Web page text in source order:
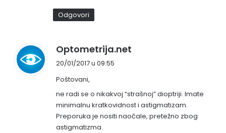
Odgovori
Optometrija.net
s
a
o
20/01/2017 u 09:55
Poštovani,
ne radi se o nikakvoj “strašnoj” dioptriji. Imate
minimalnu kratkovidnost i astigmatizam.
Preporuka je nositi naočale, pretežno zbog
astigmatizma.